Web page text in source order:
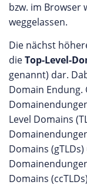
bzw. im Browser
weggelassen.
Die nächst
dieTop-Level-
genannt) dar.
Domain
Level Domains
Domains
Domains (ccTLDs)